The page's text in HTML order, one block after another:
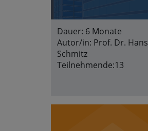
Dauer: 6 Monate
Autor/in: Prof. Dr. Hans
Schmitz
Teilnehmende:13